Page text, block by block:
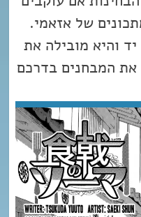
של אזאמי.
והיא מובילה את
את המבחנים בדרכם